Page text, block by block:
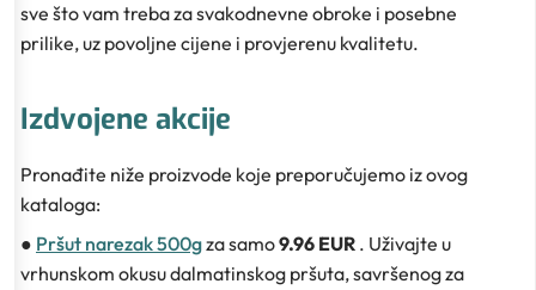
sve što vam treba za svakodnevne obroke i posebne
prilike, uz povoljne cijene i provjerenu kvalitetu.
Izdvojene akcije
Pronađite niže proizvode koje preporučujemo iz ovog
kataloga:
● Pršut narezak 500gza samo9.96 EUR . Uživajte u
vrhunskom okusu dalmatinskog pršuta, savršenog za